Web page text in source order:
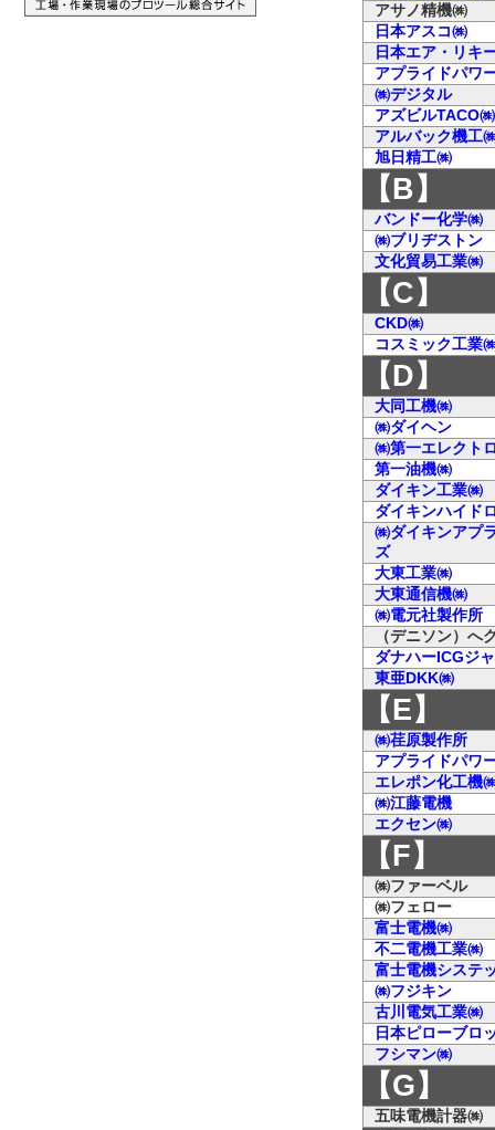
アサノ精機㈱
日本アスコ㈱
日本エア・リキ
アプライドパワ
㈱デジタル
アズビルTACO㈱
アルバック機工
旭日精工㈱
【B】
バンドー化学㈱
㈱ブリヂストン
文化貿易工業㈱
【C】
CKD㈱
コスミック工業
【D】
大同工機㈱
㈱ダイヘン
㈱第一エレクト
第一油機㈱
ダイキン工業㈱
ダイキンハイド
㈱ダイキンアプ
ズ
大東工業㈱
大東通信機㈱
㈱電元社製作所
（デニソン）へ
ダナハーICGジ
東亜DKK㈱
【E】
㈱荏原製作所
アプライドパワ
エレポン化工機
㈱江藤電機
エクセン㈱
【F】
㈱ファーベル
㈱フェロー
富士電機㈱
不二電機工業㈱
富士電機システ
㈱フジキン
古川電気工業㈱
日本ピローブロ
フシマン㈱
【G】
五味電機計器㈱